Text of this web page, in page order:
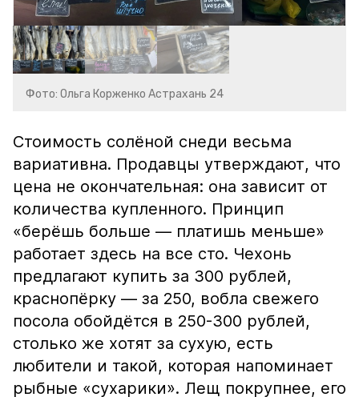
Фото: Ольга Корженко Астрахань 24
Стоимость солёной снеди весьма
вариативна. Продавцы утверждают, что
цена не окончательная: она зависит от
количества купленного. Принцип
«берёшь больше — платишь меньше»
работает здесь на все сто. Чехонь
предлагают купить за 300 рублей,
краснопёрку — за 250, вобла свежего
посола обойдётся в 250-300 рублей,
столько же хотят за сухую, есть
любители и такой, которая напоминает
рыбные «сухарики». Лещ покрупнее, его